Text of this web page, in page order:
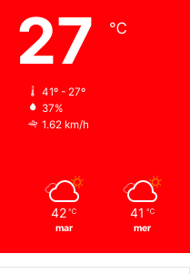
27 ℃
41º - 27º
37%
1.62 km/h
42 ℃
mar
41 ℃
mer